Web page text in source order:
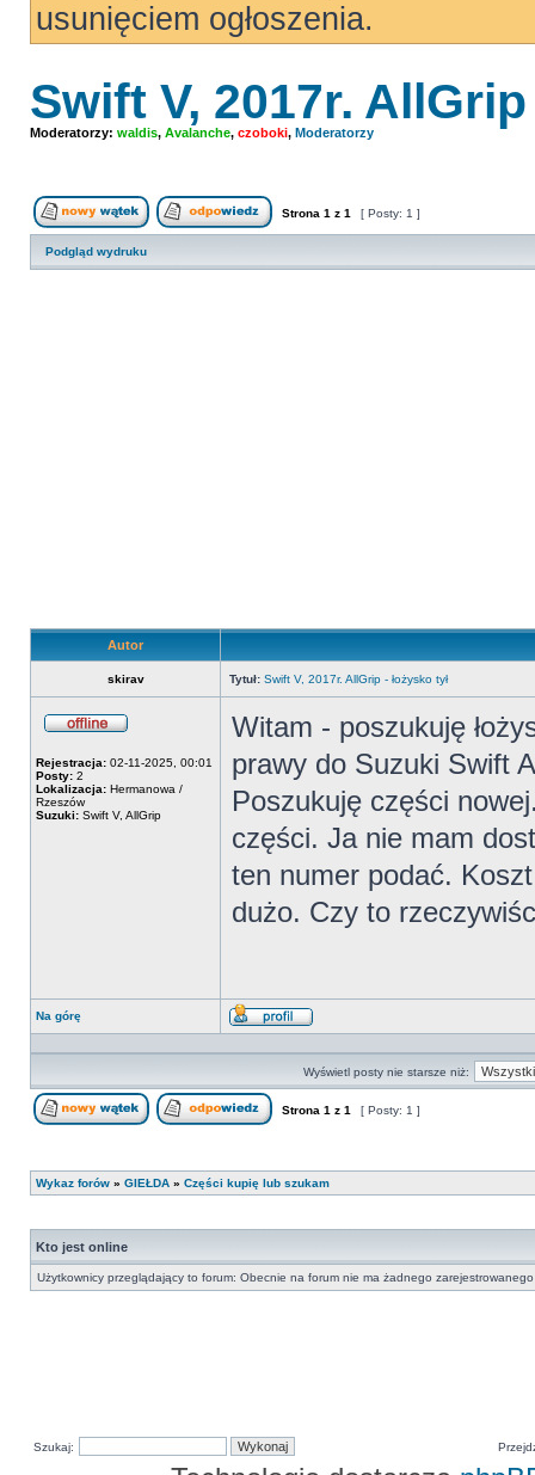
usunięciem ogłoszenia.
Swift V, 2017r. AllGrip
Moderatorzy: waldis, Avalanche, czoboki, Moderatorzy
Nowy temat Odpowiedz w temacie
Strona 1 z 1 [ Posty: 1 ]
Podgląd wydruku
Autor
skirav Tytuł: Swift V, 2017r. AllGrip - łożysko tył
Rejestracja: 02-11-2025, 00:01
Posty: 2
Lokalizacja: Hermanowa /
Rzeszów
Suzuki: Swift V, AllGrip
Witam - poszukuję
prawy do Suzuki Swift
Poszukuję części
części. Ja nie mam
ten numer podać.
dużo. Czy to
Na górę
Wyświetl
Wyświetl posty nie starsze niż:
Strona 1 z 1 [ Posty: 1 ]
Wykaz forów » GIEŁDA » Części kupię lub szukam
Kto jest online
Użytkownicy przeglądający to forum: Obecnie na forum nie ma żadnego
Szukaj: